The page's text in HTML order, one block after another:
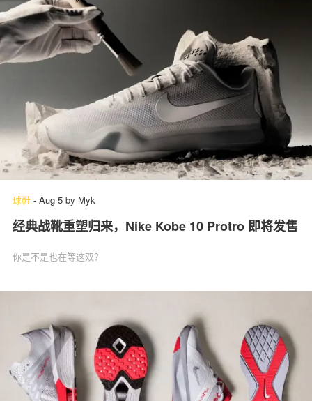
球鞋 - Aug 5 by Myk
经典战靴重塑归来，Nike Kobe 10 Protro 即将发售
你是不是也在等这双？